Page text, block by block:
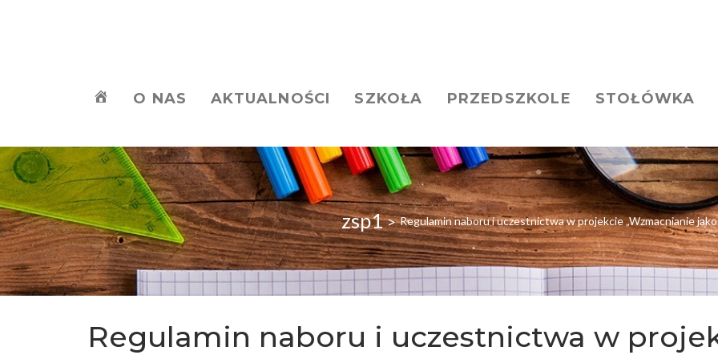
O NAS AKTUALNOŚCI SZKOŁA PRZEDSZKOLE STOŁÓWKA
zsp1 > Regulamin naboru i uczestnictwa w projekcie „Wzmacnianie
Regulamin naboru i uczestnictwa w